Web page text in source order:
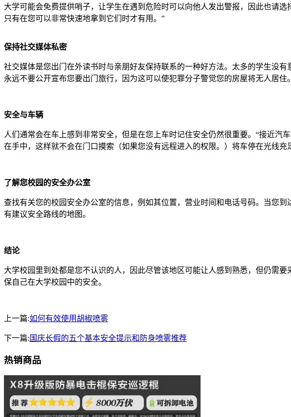
大学可能会免费提供哨子，让学生在遇到危险时可以向他人发出警报，因此也请
只有在您可以非常快速地拿到它们时才有用。”
保持社交媒体私密
社交媒体是您出门在外读书时与亲朋好友保持联系的一种好方法。太多的学生没
永远不要公开宣布您要出门旅行，因为这可以使犯罪分子警觉您的房屋将无人居
安全与车辆
人们通常会在车上感到非常安全，但是在您上车时记住安全仍然很重要。“接近汽
在手中，这样就不会在门口摸索（如果您没有远程进入的权限。）将车停在光线
了解您校园的安全办公室
查找有关您的校园安全办公室的信息，例如其位置，营业时间和电话号码。当您
有建议安全路线的地图。
结论
大学校园里到处都是您不认识的人，因此尽管该地区可能让人感到熟悉，但仍需
保自己在大学校园中的安全。
上一篇:如何有效使用胡椒喷雾
下一篇: 国庆长假的五个基本安全提示和防身喷雾推荐
热销商品